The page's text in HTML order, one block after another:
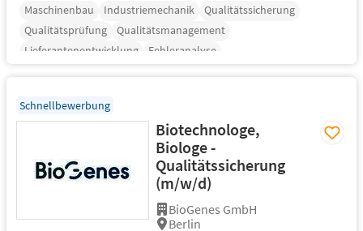
Maschinenbau
Industriemechanik
Qualitätssicherung
Qualitätsprüfung
Qualitätsmanagement
Lieferantenentwicklung
Fehleranalyse
Schnellbewerbung
Biotechnologe,
Biologe -
Qualitätssicherung
(m/w/d)
BioGenes GmbH
Berlin